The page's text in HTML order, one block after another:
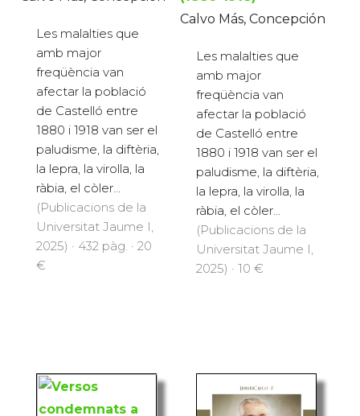
Les malalties que
amb major
freqüència van
afectar la població
de Castelló entre
1880 i 1918 van ser el
paludisme, la diftèria,
la lepra, la virolla, la
ràbia, el còler...
(Publicacions de la
Universitat Jaume I,
2025) · 432 pàg. · 20
€
Calvo Más, Concepción
Les malalties que
amb major
freqüència van
afectar la població
de Castelló entre
1880 i 1918 van ser el
paludisme, la diftèria,
la lepra, la virolla, la
ràbia, el còler...
(Publicacions de la
Universitat Jaume I,
2025) · 10 €